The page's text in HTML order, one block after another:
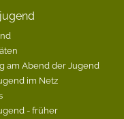
am Abend der Jugend
im Netz
- früher